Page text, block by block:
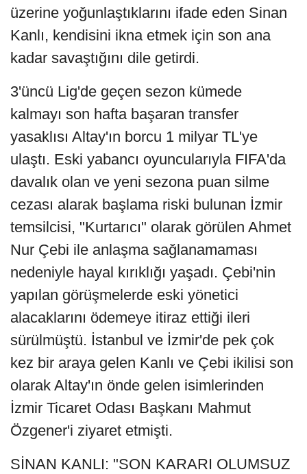
üzerine yoğunlaştıklarını ifade eden Sinan
Kanlı, kendisini ikna etmek için son ana
kadar savaştığını dile getirdi.
3'üncü Lig'de geçen sezon kümede
kalmayı son hafta başaran transfer
yasaklısı Altay'ın borcu 1 milyar TL'ye
ulaştı. Eski yabancı oyuncularıyla FIFA'da
davalık olan ve yeni sezona puan silme
cezası alarak başlama riski bulunan İzmir
temsilcisi, "Kurtarıcı" olarak görülen Ahmet
Nur Çebi ile anlaşma sağlanamaması
nedeniyle hayal kırıklığı yaşadı. Çebi'nin
yapılan görüşmelerde eski yönetici
alacaklarını ödemeye itiraz ettiği ileri
sürülmüştü. İstanbul ve İzmir'de pek çok
kez bir araya gelen Kanlı ve Çebi ikilisi son
olarak Altay'ın önde gelen isimlerinden
İzmir Ticaret Odası Başkanı Mahmut
Özgener'i ziyaret etmişti.
SİNAN KANLI: "SON KARARI OLUMSUZ